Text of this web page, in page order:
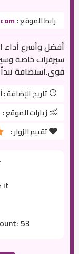
رابط الموقع :
أفضل وأسرع
سيرفرات خاصة
قوي.استضافة تبدأ من 2$ فقط
تاريخ الإضافة :
زيارات الموقع :
تقييم الزوار :
53